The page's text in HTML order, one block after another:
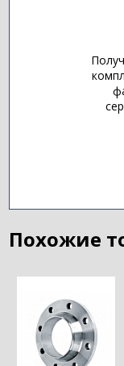
Похожие